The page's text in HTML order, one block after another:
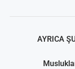
AYRICA